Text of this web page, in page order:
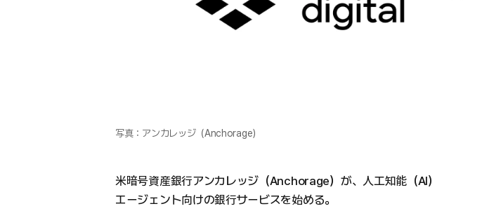
写真：アンカレッジ（Anchorage）
米暗号資産銀行アンカレッジ（Anchorage）が、人工知能（AI）
エージェント向けの銀行サービスを始める。